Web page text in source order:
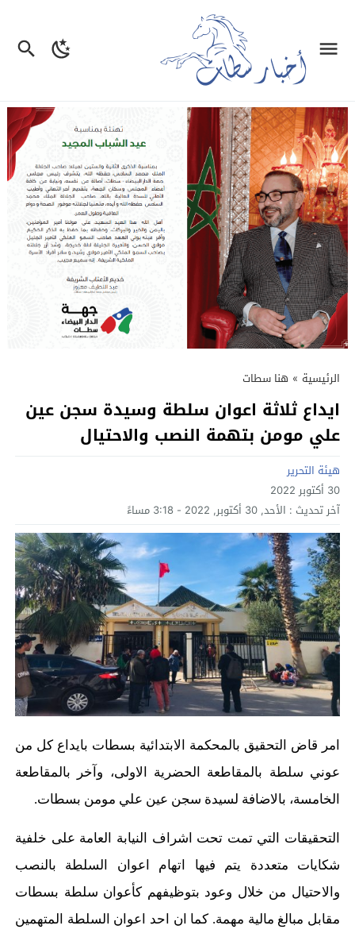
الرئيسية » هنا سطات
ايداع ثلاثة اعوان سلطة وسيدة سجن عين
علي مومن بتهمة النصب والاحتيال
هيئة التحرير
30 أكتوبر 2022
آخر تحديث : الأحد, 30 أكتوبر, 2022 - 3:18 مساءً
امر قاض التحقيق بالمحكمة الابتدائية بسطات بايداع كل من
عوني سلطة بالمقاطعة الحضرية الاولى، وآخر بالمقاطعة
الخامسة، بالاضافة لسيدة سجن عين علي مومن بسطات.
التحقيقات التي تمت تحت اشراف النيابة العامة على خلفية
شكايات متعددة يتم فيها اتهام اعوان السلطة بالنصب
والاحتيال من خلال وعود بتوظيفهم كأعوان سلطة بسطات
مقابل مبالغ مالية مهمة. كما ان احد اعوان السلطة المتهمين